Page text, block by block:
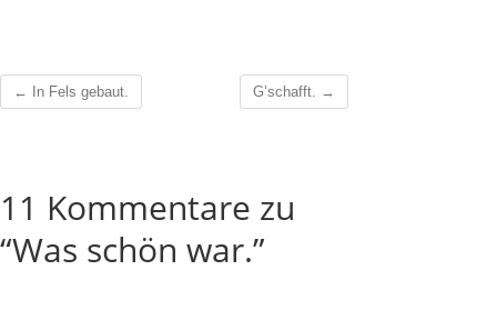
← In Fels gebaut. G’schafft. →
11 Kommentare zu
“Was schön war.”